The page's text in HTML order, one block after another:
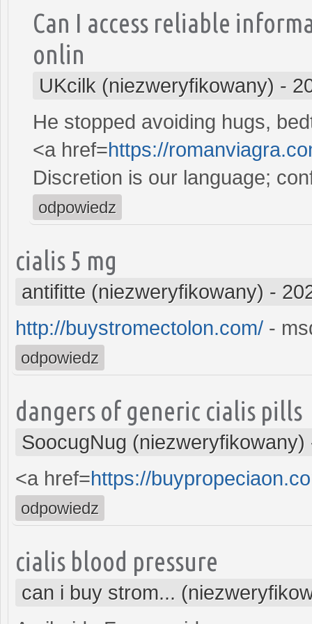
Can I access reliable
onlin
UKcilk (niezweryfikowany) -
He stopped avoiding hugs,
<a href=https://
Discretion is our language;
odpowiedz
cialis 5 mg
antifitte (niezweryfikowany) -
http://buystromectolon.com/ -
odpowiedz
dangers of generic cialis pills
SoocugNug (niezweryfikowany)
<a href=https://
odpowiedz
cialis blood pressure
can i buy strom...